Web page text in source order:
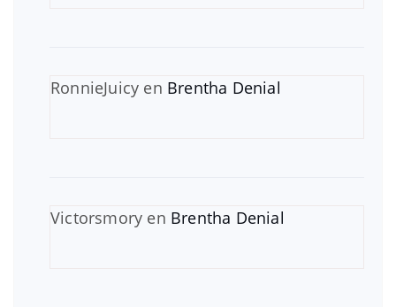
RonnieJuicy en Brentha Denial
Victorsmory en Brentha Denial